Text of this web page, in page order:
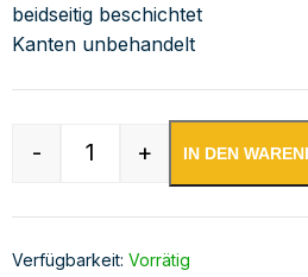
beidseitig beschichtet
Kanten unbehandelt
Edelstahl Arbeitsplatte
- + IN DEN
Verfügbarkeit: Vorrätig